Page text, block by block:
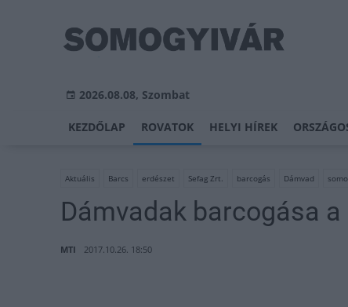
2026.08.08, Szombat
KEZDŐLAP ROVATOK HELYI HÍREK
Aktuális Barcs erdészet Sefag Zrt. barcogás Dámvad
Dámvadak barcogása
MTI 2017.10.26. 18:50